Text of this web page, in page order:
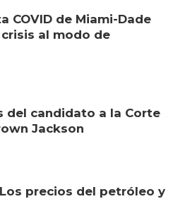
COVID de Miami-Dade
al modo de
del candidato a la Corte
Jackson
precios del petróleo y